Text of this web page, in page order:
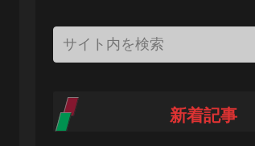
新着記事